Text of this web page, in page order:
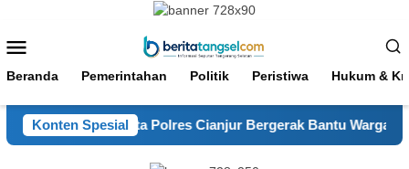
konten
Mobile
Beranda Pemerintahan Politik Peristiwa Hukum &
Konten Spesial
Satsamapta Polres Cianjur Bergerak Bantu Warga